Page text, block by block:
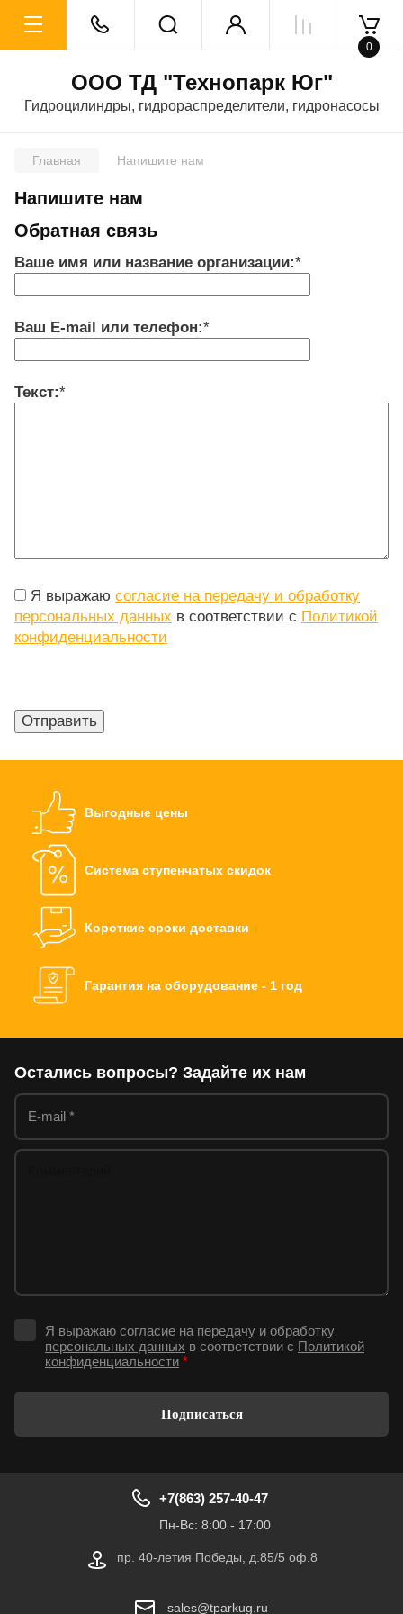
ООО ТД "Технопарк Юг"
Гидроцилиндры, гидрораспределители, гидронасосы
0
Главная Напишите нам
Напишите нам
Обратная связь
Ваше имя или название организации:*
Ваш E-mail или телефон:*
Текст:*
Я выражаю согласие на передачу и обработку
персональных данных в соответствии с Политикой
конфиденциальности
Выгодные цены
Система ступенчатых скидок
Короткие сроки доставки
Гарантия на оборудование - 1 год
Остались вопросы? Задайте их нам
Я выражаю согласие на передачу и обработку
персональных данных в соответствии с Политикой
конфиденциальности *
Подписаться
+7(863) 257-40-47
Пн-Вс: 8:00 - 17:00
пр. 40-летия Победы, д.85/5 оф.8
sales@tparkug.ru